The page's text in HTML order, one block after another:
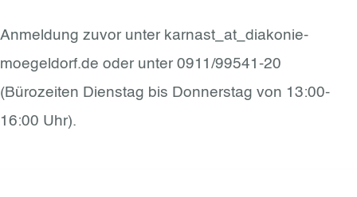
Anmeldung zuvor unter karnast_at_diakonie-
moegeldorf.de oder unter 0911/99541-20
(Bürozeiten Dienstag bis Donnerstag von 13:00-
16:00 Uhr).